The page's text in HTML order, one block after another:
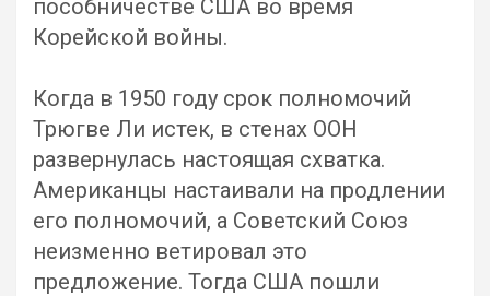
пособничестве США во время
Корейской войны.
Когда в 1950 году срок полномочий
Трюгве Ли истек, в стенах ООН
развернулась настоящая схватка.
Американцы настаивали на продлении
его полномочий, а Советский Союз
неизменно ветировал это
предложение. Тогда США пошли